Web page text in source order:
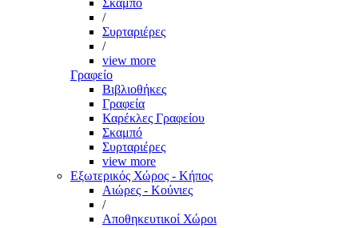
Σκαμπό
/
Συρταριέρες
/
view more
Γραφείο
Βιβλιοθήκες
Γραφεία
Καρέκλες Γραφείου
Σκαμπό
Συρταριέρες
view more
Εξωτερικός Χώρος - Κήπος
Αιώρες - Κούνιες
/
Αποθηκευτικοί Χώροι